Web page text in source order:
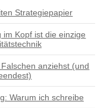
Strategiepapier
Kopf ist die einzige
anziehst (und
Warum ich schreibe